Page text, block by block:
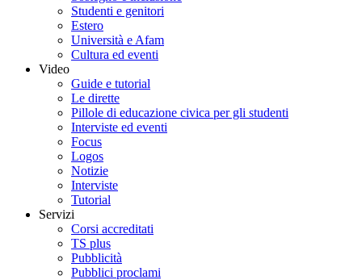
Studenti e genitori
Estero
Università e Afam
Cultura ed eventi
Video
Guide e tutorial
Le dirette
Pillole di educazione civica per gli studenti
Interviste ed eventi
Focus
Logos
Notizie
Interviste
Tutorial
Servizi
Corsi accreditati
TS plus
Pubblicità
Pubblici proclami